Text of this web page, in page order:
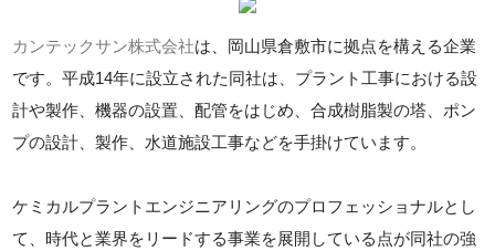
カンテックサン株式会社は、岡山県倉敷市に拠点を構える企業
です。平成14年に設立された同社は、プラント工事における設
計や製作、機器の設置、配管をはじめ、合成樹脂製の塔、ポン
プの設計、製作、水道施設工事などを手掛けています。
ケミカルプラントエンジニアリングのプロフェッショナルとし
て、時代と業界をリードする事業を展開している点が同社の強